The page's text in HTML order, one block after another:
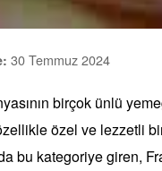
30 Temmuz 2024
birçok ünlü
özel ve lezzetli
bu kategoriye giren,